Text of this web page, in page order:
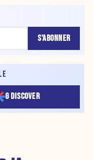
S'ABONNER
G DISCOVER